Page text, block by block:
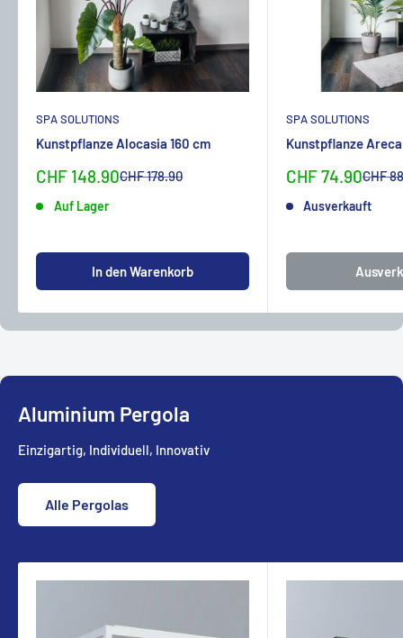
SPA SOLUTIONS
Kunstpflanze Alocasia 160 cm
Sonderpreis
CHF 148.90Normalpreis
CHF 178.90
Auf Lager
In den Warenkorb
SPA SOLUTIONS
Kunstpflanze Areca
Sonderpreis
CHF 74.90CHF
Ausverkauft
Aluminium Pergola
Einzigartig, Individuell, Innovativ
Alle Pergolas